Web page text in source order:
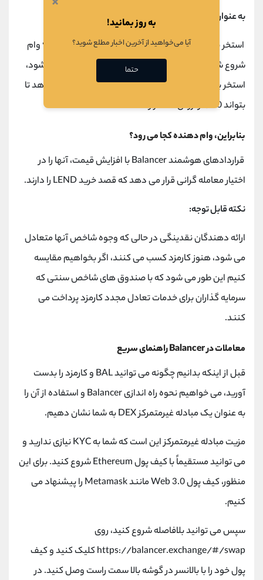
به عنوان مثال:
استخر بالانسر ممکن است با 25٪ ETH ، 25٪ DAI و 50٪ وام
شروع شود. اگر در برهه ای از زمان، قیمت LEND دو برابر شود،
استخر به طور خودکار میزان وام باقیمانده را کاهش می دهد تا
بتواند 50٪ از ارزش استخر را حفظ کند.
بنابراین، وام دهنده کجا می رود؟
قراردادهای هوشمند Balancer با افزایش قیمت، آنها را در
اختیار معامله گرانی قرار می دهد که قصد خرید LEND را دارند.
نکته قابل توجه:
ارائه دهندگان نقدینگی در حالی که وجوه شاخص آنها متعادل
می شود، هنوز کارمزد کسب می کنند، اگر بخواهیم مقایسه
کنیم این طور می شود که با صندوق های شاخص سنتی که
سرمایه گذاران برای خدمات تعادل مجدد کارمزد پرداخت می
کنند.
معاملات در Balancer راهنمای سریع
قبل از اینکه بدانیم چگونه می توانید BAL و کارمزد را بدست
آورید، می خواهیم نحوه راه اندازی Balancer و استفاده از آن را
به عنوان یک مبادله غیرمتمرکز DEX به شما نشان دهیم.
مزیت مبادله غیرمتمرکز این است که شما به KYC نیازی ندارید و
می توانید مستقیماً با کیف پول Ethereum شروع کنید. برای این
منظور، کیف پول Web 3.0 مانند Metamask را پیشنهاد می
کنیم.
سپس می توانید بلافاصله شروع کنید، روی
https://balancer.exchange/#/swap کلیک کنید و کیف
پول خود را با بالانسر در گوشه بالا سمت راست وصل کنید. در
به روز بمانید!
آیا می‌خواهید از آخرین اخبار مطلع شوید؟
حتما